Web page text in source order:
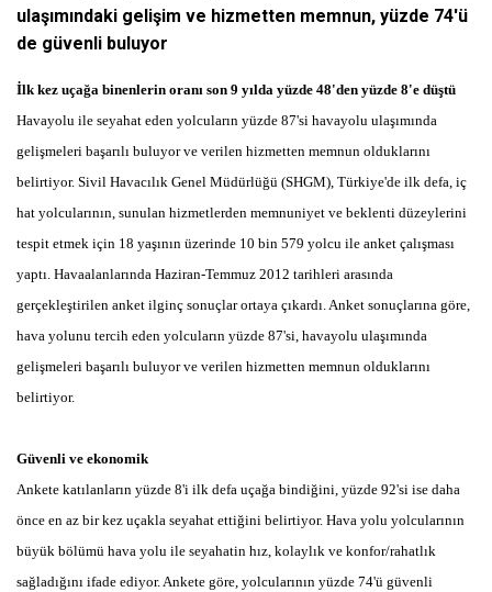
ulaşımındaki gelişim ve hizmetten memnun, yüzde 74'ü
de güvenli buluyor
İlk kez uçağa binenlerin oranı son 9 yılda yüzde 48'den yüzde 8'e düştü
Havayolu ile seyahat eden yolcuların yüzde 87'si havayolu ulaşımında
gelişmeleri başarılı buluyor ve verilen hizmetten memnun olduklarını
belirtiyor. Sivil Havacılık Genel Müdürlüğü (SHGM), Türkiye'de ilk defa, iç
hat yolcularının, sunulan hizmetlerden memnuniyet ve beklenti düzeylerini
tespit etmek için 18 yaşının üzerinde 10 bin 579 yolcu ile anket çalışması
yaptı. Havaalanlarında Haziran-Temmuz 2012 tarihleri arasında
gerçekleştirilen anket ilginç sonuçlar ortaya çıkardı. Anket sonuçlarına göre,
hava yolunu tercih eden yolcuların yüzde 87'si, havayolu ulaşımında
gelişmeleri başarılı buluyor ve verilen hizmetten memnun olduklarını
belirtiyor.
Güvenli ve ekonomik
Ankete katılanların yüzde 8'i ilk defa uçağa bindiğini, yüzde 92'si ise daha
önce en az bir kez uçakla seyahat ettiğini belirtiyor. Hava yolu yolcularının
büyük bölümü hava yolu ile seyahatin hız, kolaylık ve konfor/rahatlık
sağladığını ifade ediyor. Ankete göre, yolcularının yüzde 74'ü güvenli